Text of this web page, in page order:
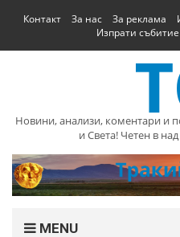
Контакт За нас За реклама
Изпрати събитие
Новини, анализи, коментари и
и Света! Четен в
MENU